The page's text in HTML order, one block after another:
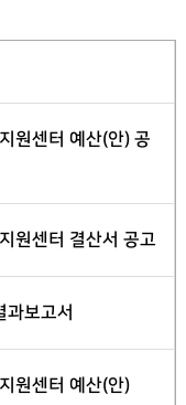
원센터 예산(안) 공
원센터 결산서 공고
보고서
원센터 예산(안)